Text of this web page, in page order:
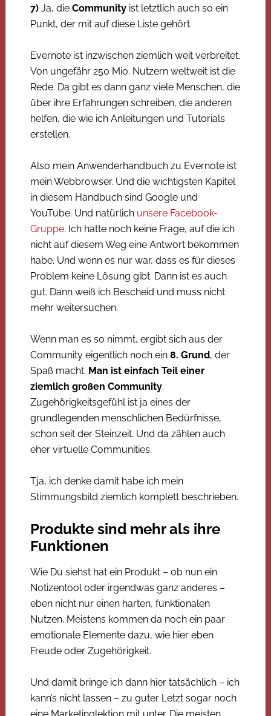
7)Ja, die Communityist letztlich auch so ein
Punkt, der mit auf diese Liste gehört.
Evernote ist inzwischen ziemlich weit verbreitet.
Von ungefähr 250 Mio. Nutzern weltweit ist die
Rede. Da gibt es dann ganz viele Menschen, die
über ihre Erfahrungen schreiben, die anderen
helfen, die wie ich Anleitungen und Tutorials
erstellen.
Also mein Anwenderhandbuch zu Evernote ist
mein Webbrowser. Und die wichtigsten Kapitel
in diesem Handbuch sind Google und
YouTube. Und natürlich unsere Facebook-
Gruppe. Ich hatte noch keine Frage, auf die ich
nicht auf diesem Weg eine Antwort bekommen
habe. Und wenn es nur war, dass es für dieses
Problem keine Lösung gibt. Dann ist es auch
gut. Dann weiß ich Bescheid und muss nicht
mehr weitersuchen.
Wenn man es so nimmt, ergibt sich aus der
Community eigentlich noch ein 8. Grund, der
Spaß macht. Man ist einfach Teil einer
ziemlich großen Community.
Zugehörigkeitsgefühl ist ja eines der
grundlegenden menschlichen Bedürfnisse,
schon seit der Steinzeit. Und da zählen auch
eher virtuelle Communities.
Tja, ich denke damit habe ich mein
Stimmungsbild ziemlich komplett beschrieben.
Produkte sind mehr als ihre
Funktionen
Wie Du siehst hat ein Produkt – ob nun ein
Notizentool oder irgendwas ganz anderes –
eben nicht nur einen harten, funktionalen
Nutzen. Meistens kommen da noch ein paar
emotionale Elemente dazu, wie hier eben
Freude oder Zugehörigkeit.
Und damit bringe ich dann hier tatsächlich – ich
kann’s nicht lassen – zu guter Letzt sogar noch